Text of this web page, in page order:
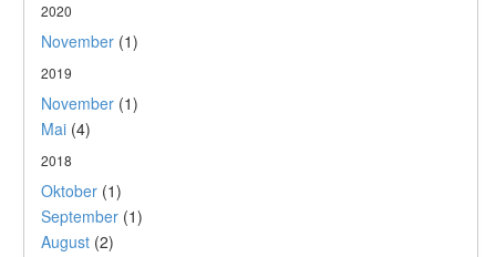
2020
November (1)
2019
November (1)
Mai (4)
2018
Oktober (1)
September (1)
August (2)